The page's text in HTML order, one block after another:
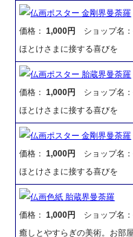
仏画ポスター 金剛界曼荼羅
価格：1,000円
ショップ名
ほとけさまに接する喜びを
仏画ポスター 胎蔵界曼荼羅
価格：1,000円
ショップ名
ほとけさまに接する喜びを
仏画ポスター 金剛界曼荼羅
価格：1,000円
ショップ名
ほとけさまに接する喜びを
仏画色紙 胎蔵界曼荼羅
価格：1,000円
ショップ名
癒しとやすらぎの美術。お部